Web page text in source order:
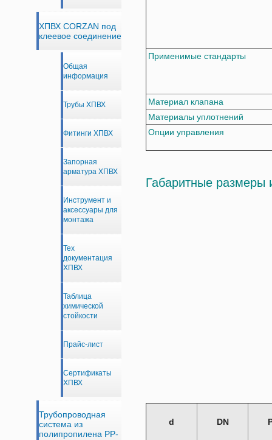
Применимые стандарты
Материал клапана
Материалы уплотнений
Опции управления
Габаритные размеры
d DN
ХПВХ CORZAN под
клеевое соединение
Общая
информация
Трубы ХПВХ
Фитинги ХПВХ
Запорная
арматура ХПВХ
Инструмент и
аксессуары для
монтажа
Тех
документация
ХПВХ
Таблица
химической
стойкости
Прайс-лист
Сертификаты
ХПВХ
Трубопроводная
система из
полипропилена PP-